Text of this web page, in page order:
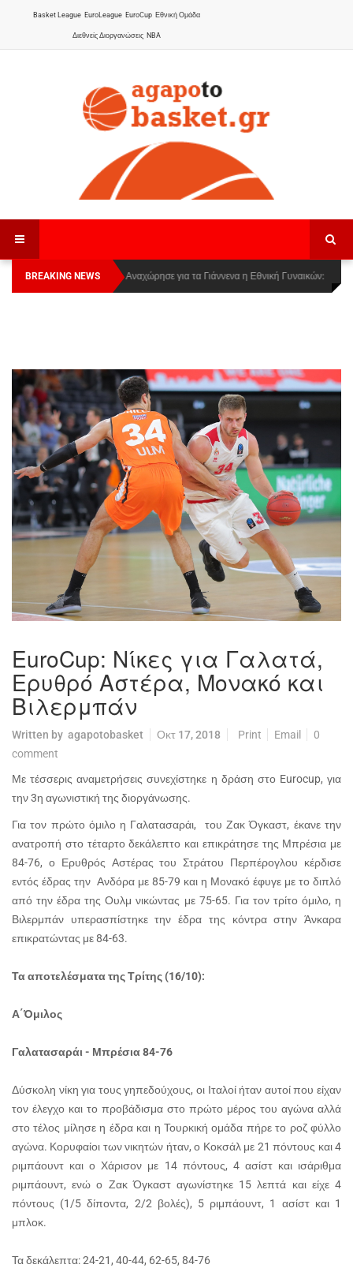
Basket League EuroLeague EuroCup Εθνική Ομάδα
Διεθνείς Διοργανώσεις NBA
BREAKING NEWS
Οι Πάνθηρες Καβάλας στην Women Basketball
League 1
Αναχώρησε για τα Γιάννενα η Εθνική Γυναικών
EuroCup: Νίκες για Γαλατά,
Ερυθρό Αστέρα, Μονακό και
Βιλερμπάν
Written by agapotobasket Οκτ 17, 2018 Print Email
0
comment
Με τέσσερις αναμετρήσεις συνεχίστηκε η δράση στο Eurocup, για
την 3η αγωνιστική της διοργάνωσης.
Για τον πρώτο όμιλο η Γαλατασαράι, του Ζακ Όγκαστ, έκανε την
ανατροπή στο τέταρτο δεκάλεπτο και επικράτησε της Μπρέσια με
84-76, ο Ερυθρός Αστέρας του Στράτου Περπέρογλου κέρδισε
εντός έδρας την Ανδόρα με 85-79 και η Μονακό έφυγε με το διπλό
από την έδρα της Ουλμ νικώντας με 75-65. Για τον τρίτο όμιλο, η
Βιλερμπάν υπερασπίστηκε την έδρα της κόντρα στην Άνκαρα
επικρατώντας με 84-63.
Τα αποτελέσματα της Τρίτης (16/10):
Α΄Όμιλος
Γαλατασαράι - Μπρέσια 84-76
Δύσκολη νίκη για τους γηπεδούχους, οι Ιταλοί ήταν αυτοί που είχαν
τον έλεγχο και το προβάδισμα στο πρώτο μέρος του αγώνα αλλά
στο τέλος μίλησε η έδρα και η Τουρκική ομάδα πήρε το ροζ φύλλο
αγώνα. Κορυφαίοι των νικητών ήταν, ο Κοκσάλ με 21 πόντους και 4
ριμπάουντ και ο Χάρισον με 14 πόντους, 4 ασίστ και ισάριθμα
ριμπάουντ, ενώ ο Ζακ Όγκαστ αγωνίστηκε 15 λεπτά και είχε 4
πόντους (1/5 δίποντα, 2/2 βολές), 5 ριμπάουντ, 1 ασίστ και 1
μπλοκ.
Τα δεκάλεπτα: 24-21, 40-44, 62-65, 84-76